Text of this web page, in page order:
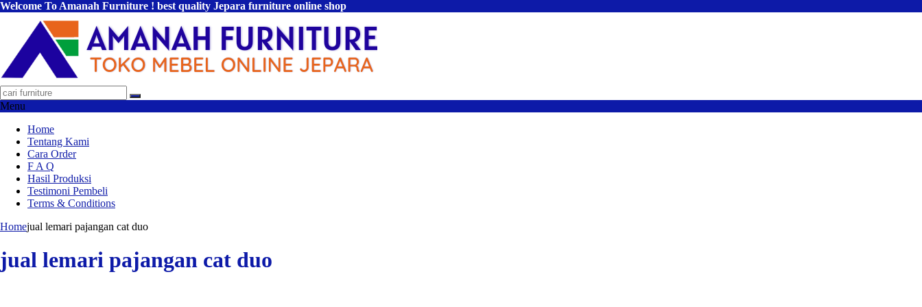
Welcome To Amanah Furniture ! best quality Jepara furniture online shop
Menu
Home
Tentang Kami
Cara Order
F A Q
Hasil Produksi
Testimoni Pembeli
Terms & Conditions
Homejual lemari pajangan cat duo
jual lemari pajangan cat duo